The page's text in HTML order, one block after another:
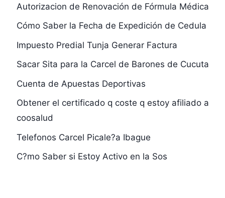
Autorizacion de Renovación de Fórmula Médica
Cómo Saber la Fecha de Expedición de Cedula
Impuesto Predial Tunja Generar Factura
Sacar Sita para la Carcel de Barones de Cucuta
Cuenta de Apuestas Deportivas
Obtener el certificado q coste q estoy afiliado a
coosalud
Telefonos Carcel Picale?a Ibague
C?mo Saber si Estoy Activo en la Sos